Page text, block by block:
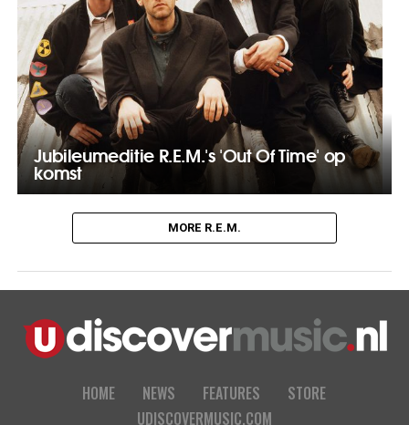
Jubileumeditie R.E.M.'s 'Out Of Time' op
komst
MORE R.E.M.
HOME NEWS FEATURES
STORE
UDISCOVERMUSIC.COM